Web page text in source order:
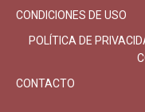
CONDICIONES DE USO
POLÍTICA DE
CONTACTO